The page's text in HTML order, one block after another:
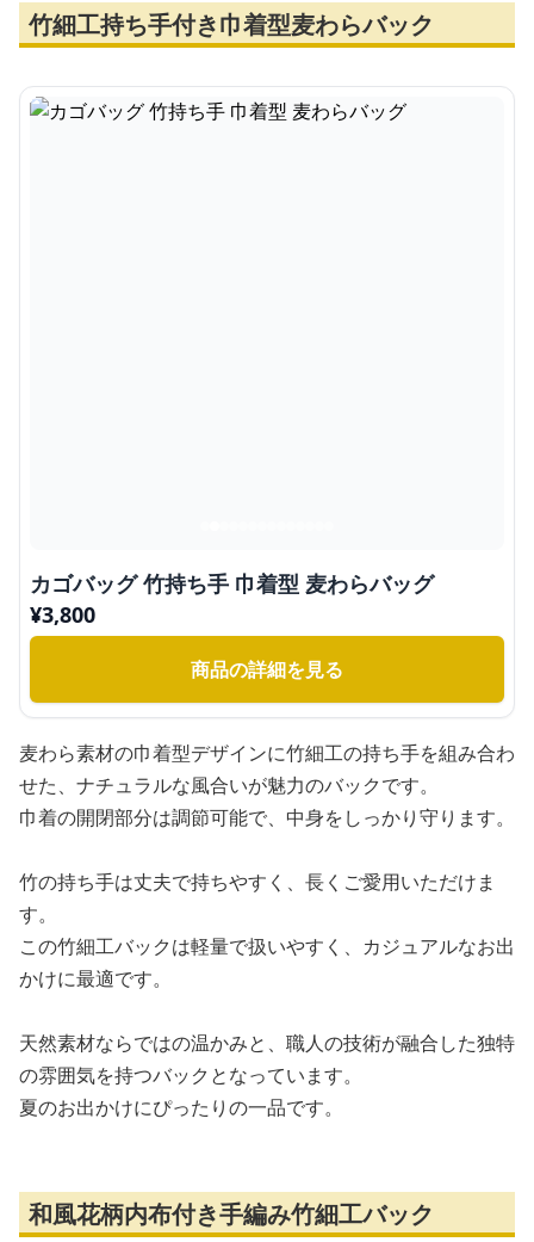
竹細工持ち手付き巾着型麦わらバック
カゴバッグ 竹持ち手 巾着型 麦わらバッグ
¥3,800
商品の詳細を見る
麦わら素材の巾着型デザインに竹細工の持ち手を組み合わ
せた、ナチュラルな風合いが魅力のバックです。
巾着の開閉部分は調節可能で、中身をしっかり守ります。
竹の持ち手は丈夫で持ちやすく、長くご愛用いただけま
す。
この竹細工バックは軽量で扱いやすく、カジュアルなお出
かけに最適です。
天然素材ならではの温かみと、職人の技術が融合した独特
の雰囲気を持つバックとなっています。
夏のお出かけにぴったりの一品です。
和風花柄内布付き手編み竹細工バック